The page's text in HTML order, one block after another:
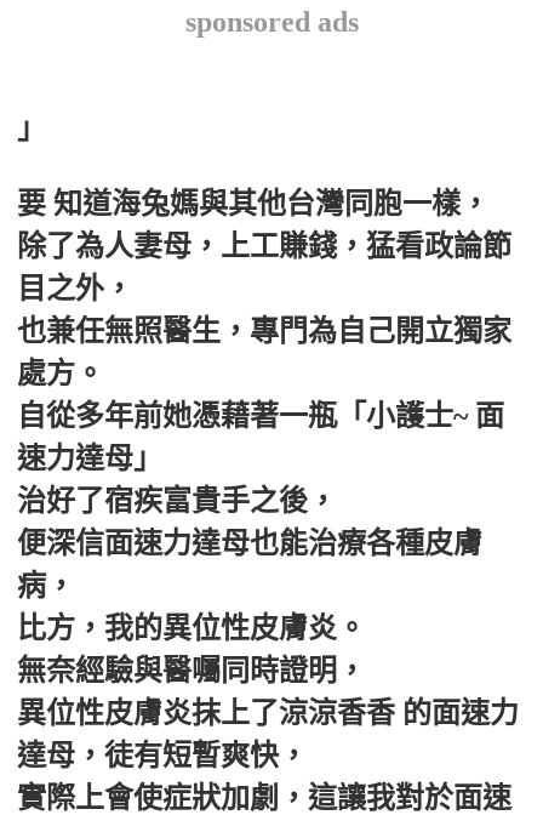
sponsored ads
」
要 知道海兔媽與其他台灣同胞一樣，
除了為人妻母，上工賺錢，猛看政論節
目之外，
也兼任無照醫生，專門為自己開立獨家
處方。
自從多年前她憑藉著一瓶「小護士~ 面
速力達母」
治好了宿疾富貴手之後，
便深信面速力達母也能治療各種皮膚
病，
比方，我的異位性皮膚炎。
無奈經驗與醫囑同時證明，
異位性皮膚炎抹上了涼涼香香 的面速力
達母，徒有短暫爽快，
實際上會使症狀加劇，這讓我對於面速